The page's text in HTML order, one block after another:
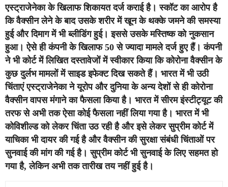
एस्ट्राजेनेका के खिलाफ शिकायत दर्ज कराई है। स्कॉट का आरोप है
कि वैक्सीन लेने के बाद उसके शरीर में खून के थक्के जमने की समस्या
हुई और दिमाग में भी ब्लीडिंग हुई। इससे उसके मस्तिष्क को नुकसान
हुआ। ऐसे ही कंपनी के खिलाफ 50 से ज्यादा मामले दर्ज हुए हैं। कंपनी
ने भी कोर्ट में लिखित दस्तावेजों में स्वीकार किया कि कोरोना वैक्सीन के
कुछ दुर्लभ मामलों में साइड इफेक्ट दिख सकते हैं। भारत में भी उठी
चिंताएंएस्ट्राजेनेका ने यूरोप और दुनिया के अन्य देशों से ही कोरोना
वैक्सीन वापस मंगाने का फैसला किया है। भारत में सीरम इंस्टीट्यूट की
तरफ से अभी तक ऐसा कोई फैसला नहीं लिया गया है। भारत में भी
कोविशील्ड को लेकर चिंता उठ रही है और इसे लेकर सुप्रीम कोर्ट में
याचिका भी दायर की गई है और वैक्सीन की सुरक्षा संबंधी चिंताओं पर
सुनवाई की मांग की गई है। सुप्रीम कोर्ट भी सुनवाई के लिए सहमत हो
गया है, लेकिन अभी तक तारीख तय नहीं हुई है।